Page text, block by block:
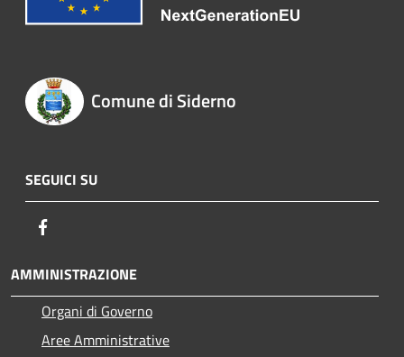
Comune di Siderno
SEGUICI SU
AMMINISTRAZIONE
Organi di Governo
Aree Amministrative